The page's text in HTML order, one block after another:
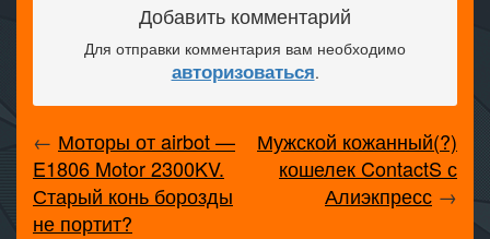
Добавить комментарий
Для отправки комментария вам необходимо
авторизоваться.
← Моторы от airbot —
E1806 Motor 2300KV.
Старый конь борозды
не портит?
Мужской кожанный(?)
кошелек ContactS с
Алиэкпресс →